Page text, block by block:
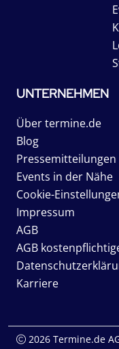
UNTERNEHMEN
Über termine.de
Blog
Pressemitteilungen
Events in der Nähe
Cookie-
Impressum
AGB
AGB
Karriere
2026 Termine.de